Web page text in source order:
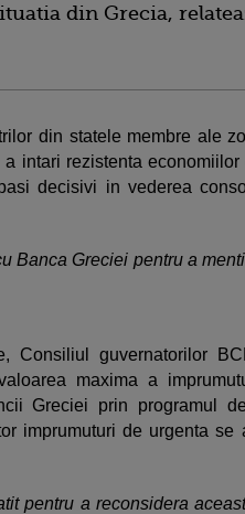
din Grecia,
din statele membre ale
a intari rezistenta
decisivi in vederea
Banca Greciei pentru a
Consiliul guvernatorilor
maxima a
Greciei prin programul
imprumuturi de urgenta se
pentru a reconsidera